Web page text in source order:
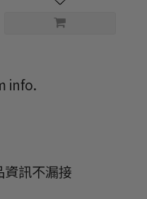
info.
訊不漏接